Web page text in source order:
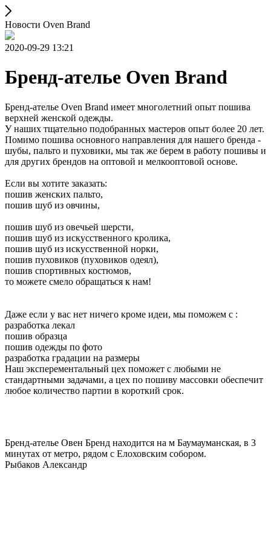
Новости Oven Brand
2020-09-29 13:21
Бренд-ателье Oven Brand
Бренд-ателье Oven Brand имеет многолетний опыт пошива
верхней женской одежды.
У наших тщательно подобранных мастеров опыт более 20 лет.
Помимо пошива основного направления для нашего бренда -
шубы, пальто и пуховики, мы так же берем в работу пошивы и
для других брендов на оптовой и мелкооптовой основе.
Если вы хотите заказать:
пошив женских пальто,
пошив шуб из овчины,
пошив шуб из овечьей шерсти,
пошив шуб из искусственного кролика,
пошив шуб из искусственной норки,
пошив пуховиков (пуховиков одеял),
пошив спортивных костюмов,
то можете смело обращаться к нам!
Даже если у вас нет ничего кроме идеи, мы поможем с :
разработка лекал
пошив образца
пошив одежды по фото
разработка градации на размеры
Наш эксперементальный цех поможет с любыми не
стандартными задачами, а цех по пошиву массовки обеспечит
любое количество партии в короткий срок.
Бренд-ателье Овен Бренд находится на м Баумауманская, в 3
минутах от метро, рядом с Елоховским собором.
Рыбаков Александр